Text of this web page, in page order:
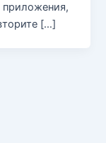
приложения,
[…]